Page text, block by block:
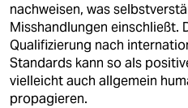
nachweisen, was
Misshandlungen einschließt.
Qualifizierung nach
Standards kann so als
vielleicht auch allgemein
propagieren.